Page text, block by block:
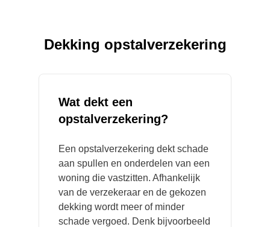
Dekking opstalverzekering
Wat dekt een
opstalverzekering?
Een opstalverzekering dekt schade
aan spullen en onderdelen van een
woning die vastzitten. Afhankelijk
van de verzekeraar en de gekozen
dekking wordt meer of minder
schade vergoed. Denk bijvoorbeeld